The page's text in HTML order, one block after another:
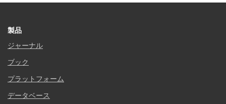
製品
ジャーナル
ブック
プラットフォーム
データベース